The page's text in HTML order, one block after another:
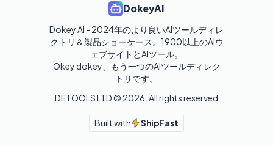
DokeyAI
Dokey AI - 2024年のより良いAIツールディレ
クトリ＆製品ショーケース。1900以上のAIウ
ェブサイトとAIツール。
Okey dokey、もう一つのAIツールディレク
トリです。
DETOOLS LTD © 2026 . All rights reserved
Built with ShipFast